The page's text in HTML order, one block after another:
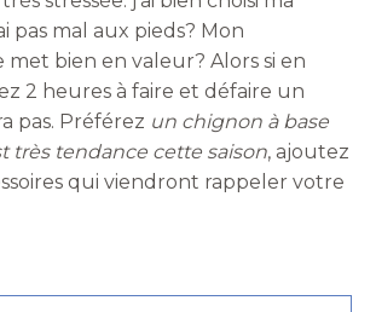
pas mal aux pieds? Mon
bien en valeur? Alors si en
2 heures à faire et défaire un
pas. Préférez un chignon à base
très tendance cette saison, ajoutez
qui viendront rappeler votre